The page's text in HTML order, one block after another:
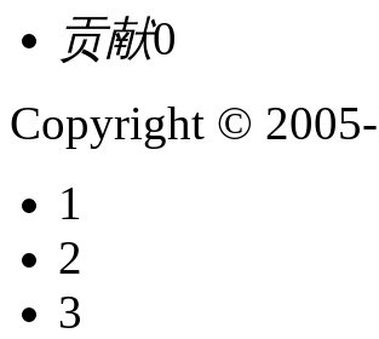
贡献0
Copyright ©
1
2
3